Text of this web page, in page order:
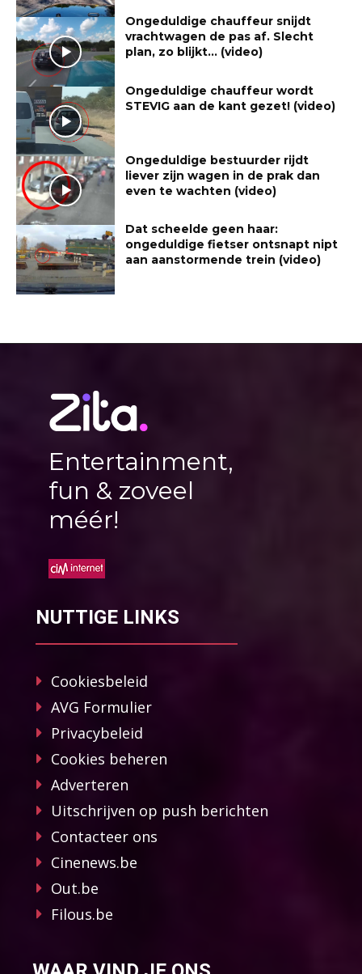
Ongeduldige chauffeur snijdt
vrachtwagen de pas af. Slecht
plan, zo blijkt… (video)
Ongeduldige chauffeur wordt
STEVIG aan de kant gezet! (video)
Ongeduldige bestuurder rijdt
liever zijn wagen in de prak dan
even te wachten (video)
Dat scheelde geen haar:
ongeduldige fietser ontsnapt nipt
aan aanstormende trein (video)
Entertainment,
fun & zoveel
méér!
NUTTIGE LINKS
Cookiesbeleid
AVG Formulier
Privacybeleid
Cookies beheren
Adverteren
Uitschrijven op push berichten
Contacteer ons
Cinenews.be
Out.be
Filous.be